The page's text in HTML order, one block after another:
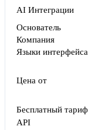
AI Интеграции
Основатель
Компания
Языки интерфейса
Цена от
Бесплатный тариф
API